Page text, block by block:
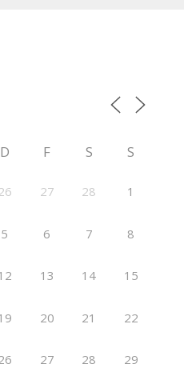
D F S S
27 28 1
5 6 7 8
13 14 15
20 21 22
27 28 29